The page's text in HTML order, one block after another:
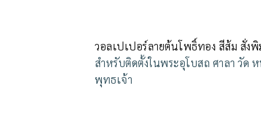
วอลเปเปอร์ลายต้นโพธิ์ทอง สีส้ม สั่ง
สำหรับติดตั้งในพระอุโบสถ ศาลา วัด
พุทธเจ้า